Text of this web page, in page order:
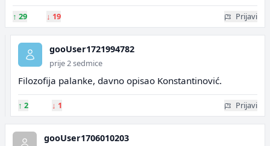
↑ 29 ↓ 19 Prijavi
gooUser1721994782
prije 2 sedmice
Filozofija palanke, davno opisao Konstantinović.
↑ 2 ↓ 1 Prijavi
gooUser1706010203